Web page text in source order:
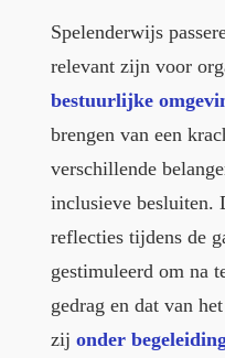
Spelenderwijs
relevant zijn voor
bestuurlijke
brengen van een
verschillende
inclusieve besluiten.
reflecties tijdens de
gestimuleerd om na
gedrag en dat van
zij onder